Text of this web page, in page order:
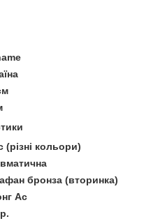
(різні кольори)
бронза (вторинка)
Ас